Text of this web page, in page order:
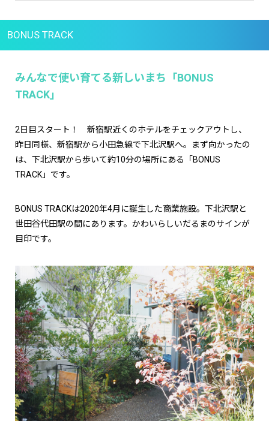
BONUS TRACK
みんなで使い育てる新しいまち「BONUS
TRACK」
2日目スタート！ 新宿駅近くのホテルをチェックアウトし、
昨日同様、新宿駅から小田急線で下北沢駅へ。まず向かったの
は、下北沢駅から歩いて約10分の場所にある「BONUS
TRACK」です。
BONUS TRACKは2020年4月に誕生した商業施設。下北沢駅と
世田谷代田駅の間にあります。かわいらしいだるまのサインが
目印です。